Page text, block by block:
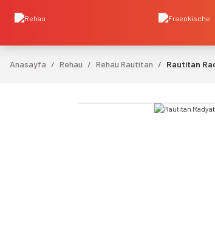
Anasayfa Rehau Rehau Rautitan Rautitan